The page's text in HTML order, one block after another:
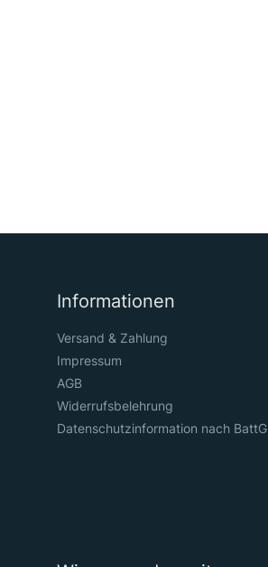
Informationen
Versand & Zahlung
Impressum
AGB
Widerrufsbelehrung
Datenschutzinformation nach BattG